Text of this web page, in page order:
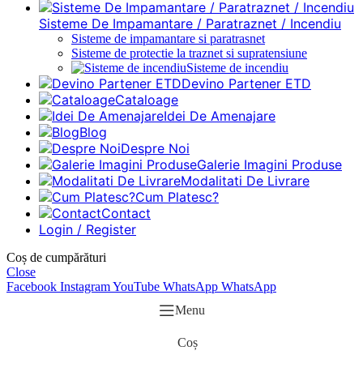
Sisteme De Impamantare / Paratraznet / Incendiu
Sisteme de impamantare si paratrasnet
Sisteme de protectie la traznet si supratensiune
Sisteme de incendiu
Devino Partener ETD
Cataloage
Idei De Amenajare
Blog
Despre Noi
Galerie Imagini Produse
Modalitati De Livrare
Cum Platesc?
Contact
Login / Register
Coș de cumpărături
Close
Facebook InstagramYouTube WhatsApp WhatsApp
Menu
Coș